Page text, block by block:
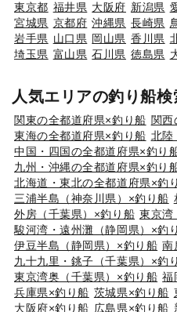
東京都 福井県 大阪府 新潟県
宮城県 京都府 沖縄県 長崎県
岩手県 山口県 岡山県 香川県
埼玉県 富山県 石川県 徳島県
人気エリアの釣り船検
関東の全都道府県×釣り船 関西
東海の全都道府県×釣り船 北陸
中国・四国の全都道府県×釣り
九州・沖縄の全都道府県×釣り
北海道・東北の全都道府県×釣
三浦半島（神奈川県）×釣り船
外房（千葉県）×釣り船 東京湾
駿河湾・遠州灘（静岡県）×釣
伊豆半島（静岡県）×釣り船 南
九十九里・銚子（千葉県）×釣
東京湾奥（千葉県）×釣り船 福
兵庫県×釣り船 茨城県×釣り船
大阪府×釣り船 広島県×釣り船